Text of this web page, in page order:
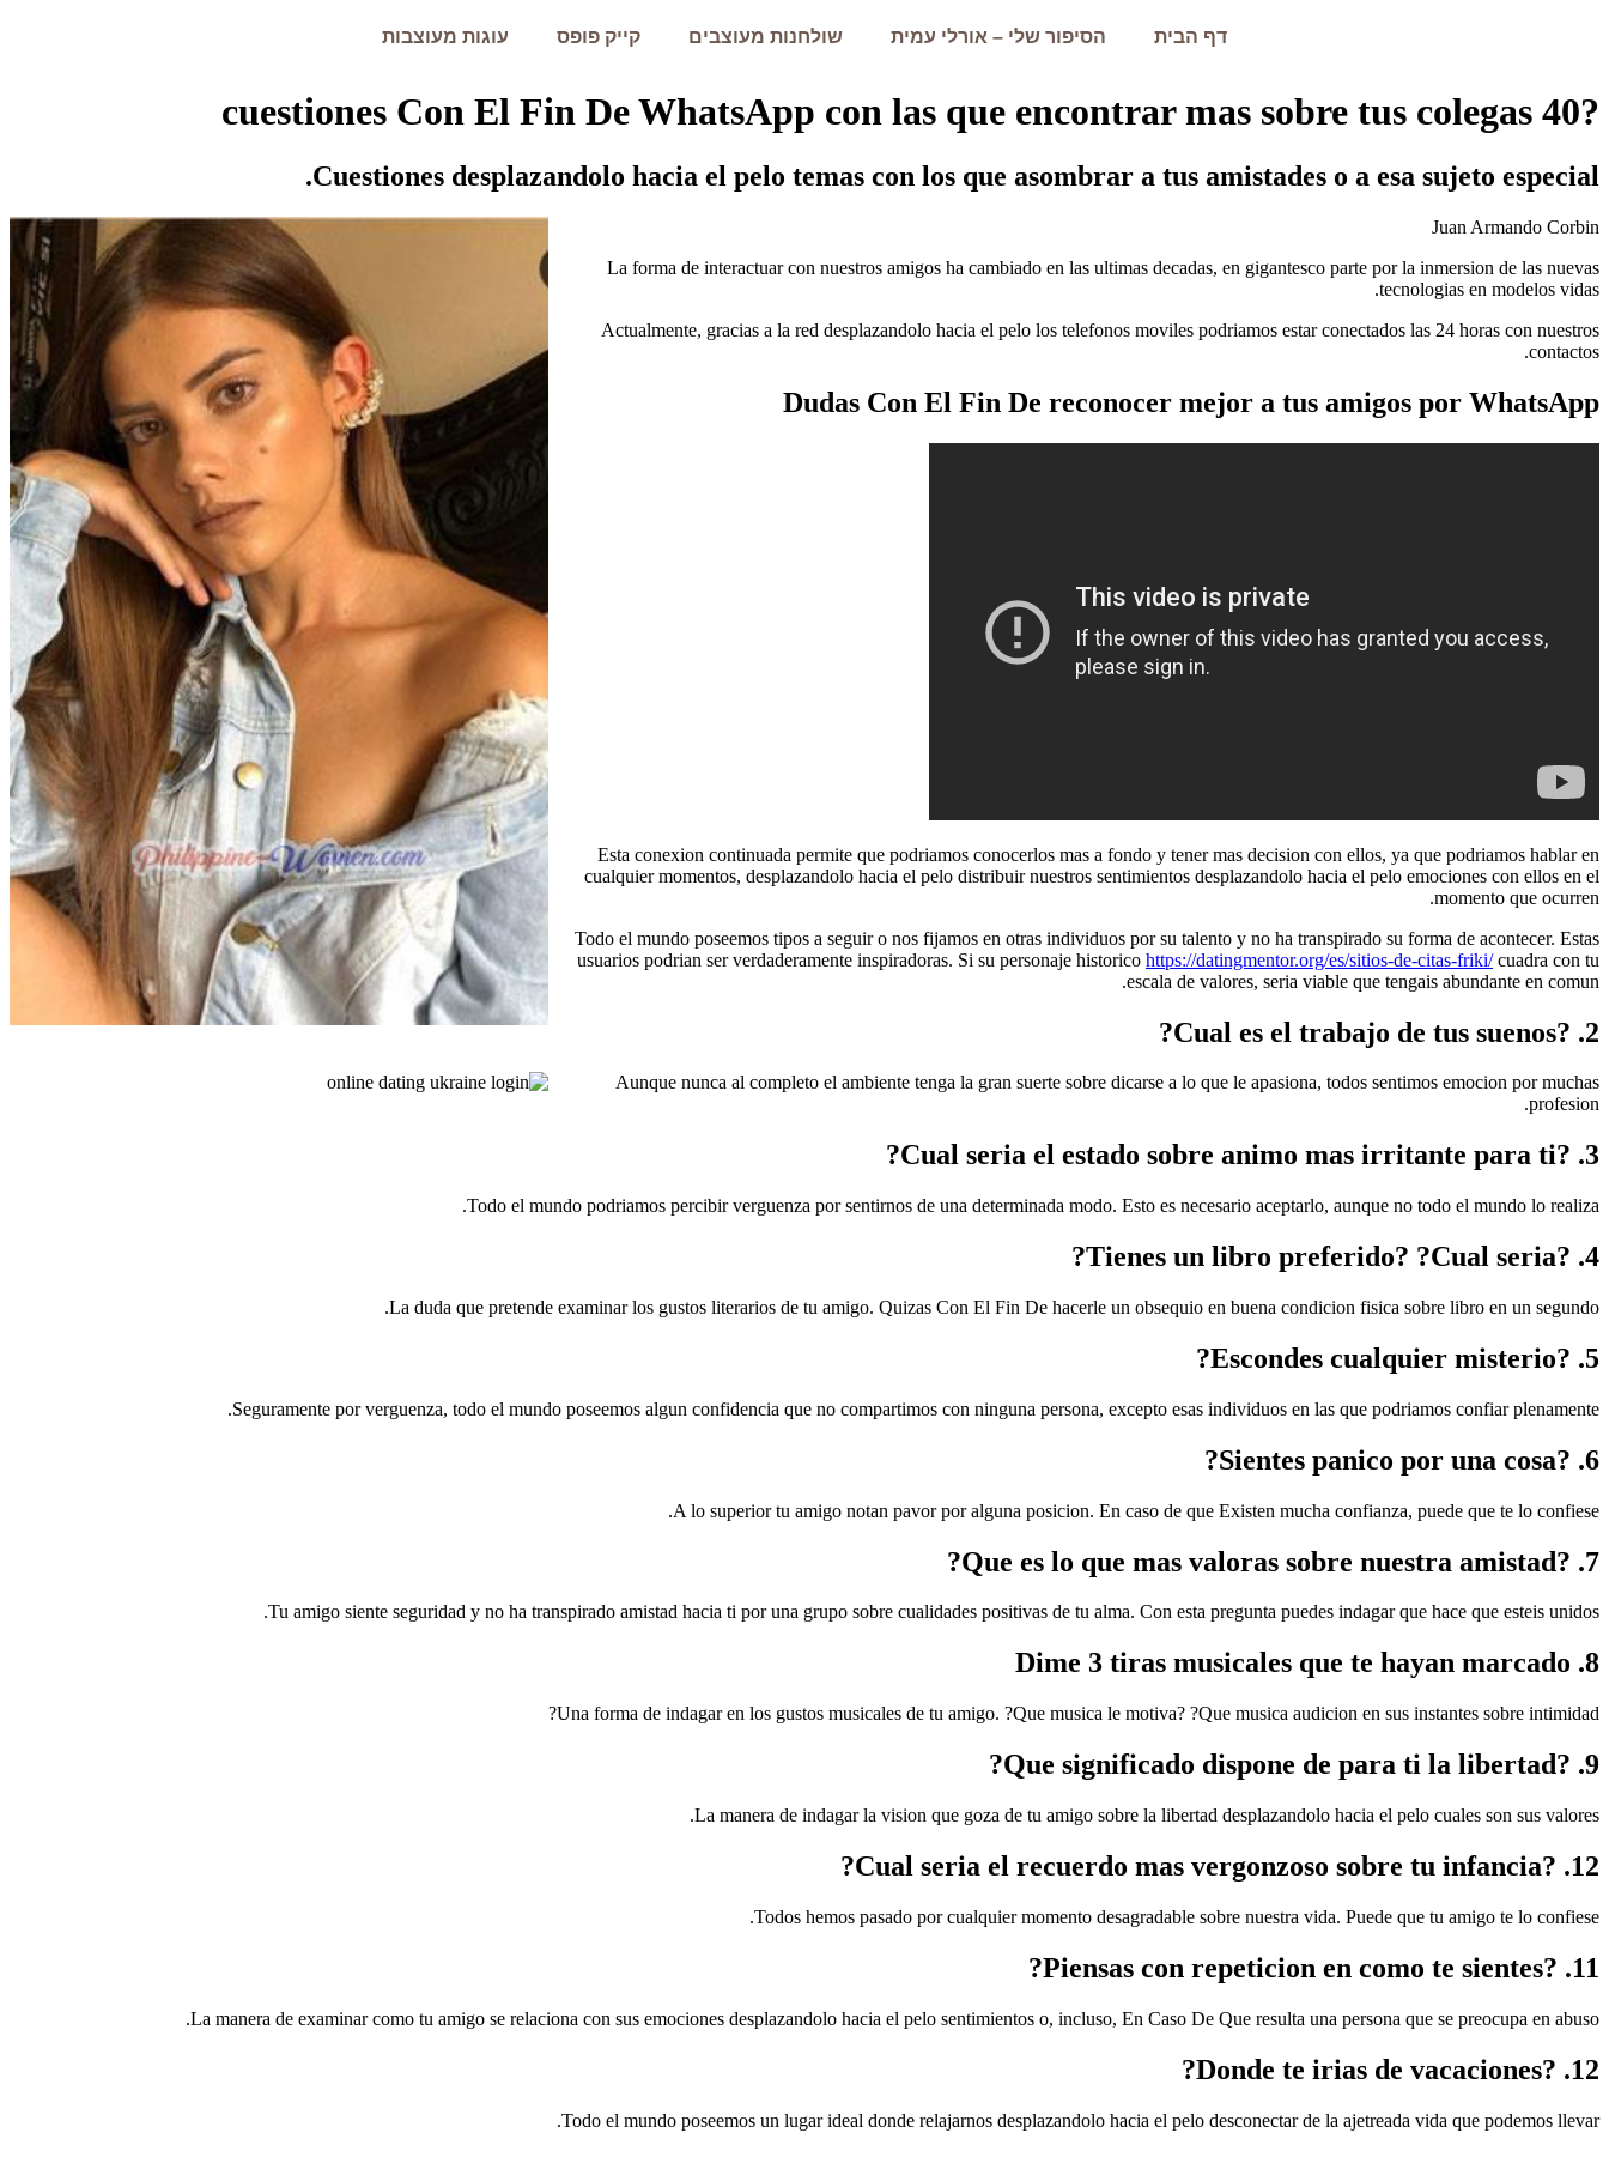
דף הבית הסיפור שלי – אורלי עמית שולחנות מעוצבים קייק פופס עוגות מעוצבות
?40 cuestiones Con El Fin De WhatsApp con las que encontrar mas sobre tus colegas
Cuestiones desplazandolo hacia el pelo temas con los que asombrar a tus amistades o a esa sujeto especial.
Juan Armando Corbin
La forma de interactuar con nuestros amigos ha cambiado en las ultimas decadas, en gigantesco parte por la inmersion de las nuevas
tecnologias en modelos vidas.
Actualmente, gracias a la red desplazandolo hacia el pelo los telefonos moviles podriamos estar conectados las 24 horas con nuestros
contactos.
Dudas Con El Fin De reconocer mejor a tus amigos por WhatsApp
Esta conexion continuada permite que podriamos conocerlos mas a fondo y tener mas decision con ellos, ya que podriamos hablar en
cualquier momentos, desplazandolo hacia el pelo distribuir nuestros sentimientos desplazandolo hacia el pelo emociones con ellos en el
momento que ocurren.
Todo el mundo poseemos tipos a seguir o nos fijamos en otras individuos por su talento y no ha transpirado su forma de acontecer. Estas
usuarios podrian ser verdaderamente inspiradoras. Si su personaje historico https://datingmentor.org/es/sitios-de-citas-friki/cuadra con tu
escala de valores, seria viable que tengais abundante en comun.
2. ?Cual es el trabajo de tus suenos?
Aunque nunca al completo el ambiente tenga la gran suerte sobre dicarse a lo que le apasiona, todos sentimos emocion por muchas
profesion.
3. ?Cual seria el estado sobre animo mas irritante para ti?
Todo el mundo podriamos percibir verguenza por sentirnos de una determinada modo. Esto es necesario aceptarlo, aunque no todo el mundo lo realiza.
4. ?Tienes un libro preferido? ?Cual seria?
La duda que pretende examinar los gustos literarios de tu amigo. Quizas Con El Fin De hacerle un obsequio en buena condicion fisica sobre libro en un segundo.
5. ?Escondes cualquier misterio?
Seguramente por verguenza, todo el mundo poseemos algun confidencia que no compartimos con ninguna persona, excepto esas individuos en las que podriamos confiar plenamente.
6. ?Sientes panico por una cosa?
A lo superior tu amigo notan pavor por alguna posicion. En caso de que Existen mucha confianza, puede que te lo confiese.
7. ?Que es lo que mas valoras sobre nuestra amistad?
Tu amigo siente seguridad y no ha transpirado amistad hacia ti por una grupo sobre cualidades positivas de tu alma. Con esta pregunta puedes indagar que hace que esteis unidos.
8. Dime 3 tiras musicales que te hayan marcado
Una forma de indagar en los gustos musicales de tu amigo. ?Que musica le motiva? ?Que musica audicion en sus instantes sobre intimidad?
9. ?Que significado dispone de para ti la libertad?
La manera de indagar la vision que goza de tu amigo sobre la libertad desplazandolo hacia el pelo cuales son sus valores.
12. ?Cual seria el recuerdo mas vergonzoso sobre tu infancia?
Todos hemos pasado por cualquier momento desagradable sobre nuestra vida. Puede que tu amigo te lo confiese.
11. ?Piensas con repeticion en como te sientes?
La manera de examinar como tu amigo se relaciona con sus emociones desplazandolo hacia el pelo sentimientos o, incluso, En Caso De Que resulta una persona que se preocupa en abuso.
12. ?Donde te irias de vacaciones?
Todo el mundo poseemos un lugar ideal donde relajarnos desplazandolo hacia el pelo desconectar de la ajetreada vida que podemos llevar.